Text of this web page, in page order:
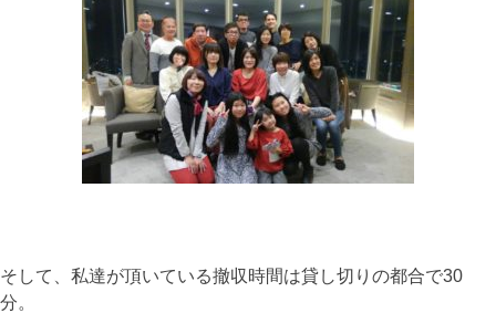
そして、私達が頂いている撤収時間は貸し切りの都合で30
分。